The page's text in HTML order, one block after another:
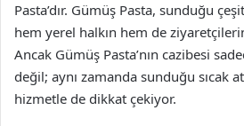
Pasta’dır. Gümüş Pasta, sunduğu
hem yerel halkın hem de
Ancak Gümüş Pasta’nın cazibesi
değil; aynı zamanda sunduğu sıcak
hizmetle de dikkat çekiyor.